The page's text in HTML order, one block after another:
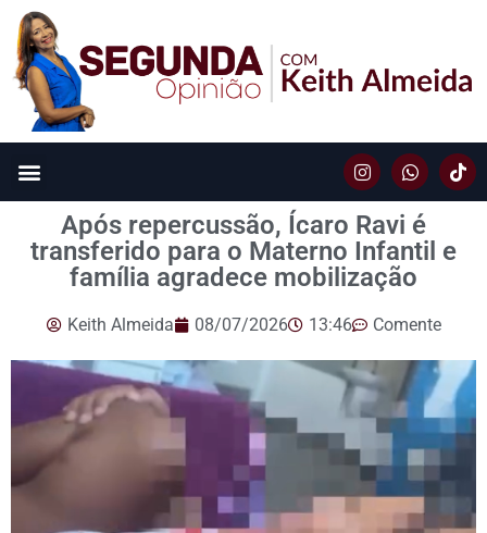
Após repercussão, Ícaro Ravi é
transferido para o Materno Infantil e
família agradece mobilização
Keith Almeida 08/07/2026 13:46 Comente